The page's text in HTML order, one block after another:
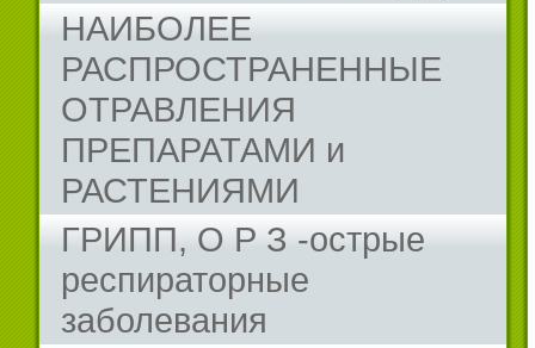
НАИБОЛЕЕ
РАСПРОСТРАНЕННЫЕ
ОТРАВЛЕНИЯ
ПРЕПАРАТАМИ и
РАСТЕНИЯМИ
ГРИПП, О Р З -острые
респираторные
заболевания